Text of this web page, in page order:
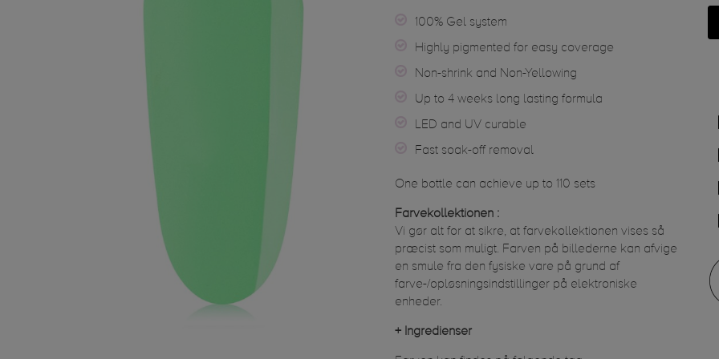
100% Gel system
Highly pigmented for easy coverage
Non-shrink and Non-Yellowing
Up to 4 weeks long lasting formula
LED and UV curable
Fast soak-off removal
One bottle can achieve up to 110 sets
Farvekollektionen :
Vi gør alt for at sikre, at farvekollektionen vises så
præcist som muligt. Farven på billederne kan afvige
en smule fra den fysiske vare på grund af
farve-/opløsningsindstillinger på elektroniske
enheder.
+ Ingredienser